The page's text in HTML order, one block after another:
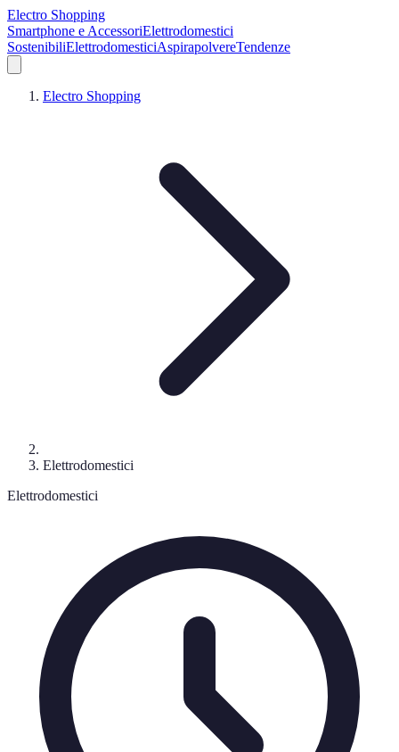
Electro Shopping
Smartphone e AccessoriElettrodomestici
SostenibiliElettrodomesticiAspirapolvereTendenze
Electro Shopping
Elettrodomestici
Elettrodomestici